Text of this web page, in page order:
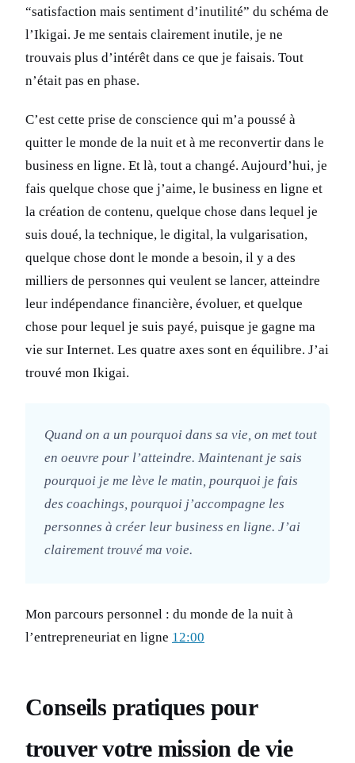
“satisfaction mais sentiment d’inutilité” du schéma de
l’Ikigai. Je me sentais clairement inutile, je ne
trouvais plus d’intérêt dans ce que je faisais. Tout
n’était pas en phase.
C’est cette prise de conscience qui m’a poussé à
quitter le monde de la nuit et à me reconvertir dans le
business en ligne. Et là, tout a changé. Aujourd’hui, je
fais quelque chose que j’aime, le business en ligne et
la création de contenu, quelque chose dans lequel je
suis doué, la technique, le digital, la vulgarisation,
quelque chose dont le monde a besoin, il y a des
milliers de personnes qui veulent se lancer, atteindre
leur indépendance financière, évoluer, et quelque
chose pour lequel je suis payé, puisque je gagne ma
vie sur Internet. Les quatre axes sont en équilibre. J’ai
trouvé mon Ikigai.
Quand on a un pourquoi dans sa vie, on met tout
en oeuvre pour l’atteindre. Maintenant je sais
pourquoi je me lève le matin, pourquoi je fais
des coachings, pourquoi j’accompagne les
personnes à créer leur business en ligne. J’ai
clairement trouvé ma voie.
Mon parcours personnel : du monde de la nuit à
l’entrepreneuriat en ligne 12:00
Conseils pratiques pour
trouver votre mission de vie